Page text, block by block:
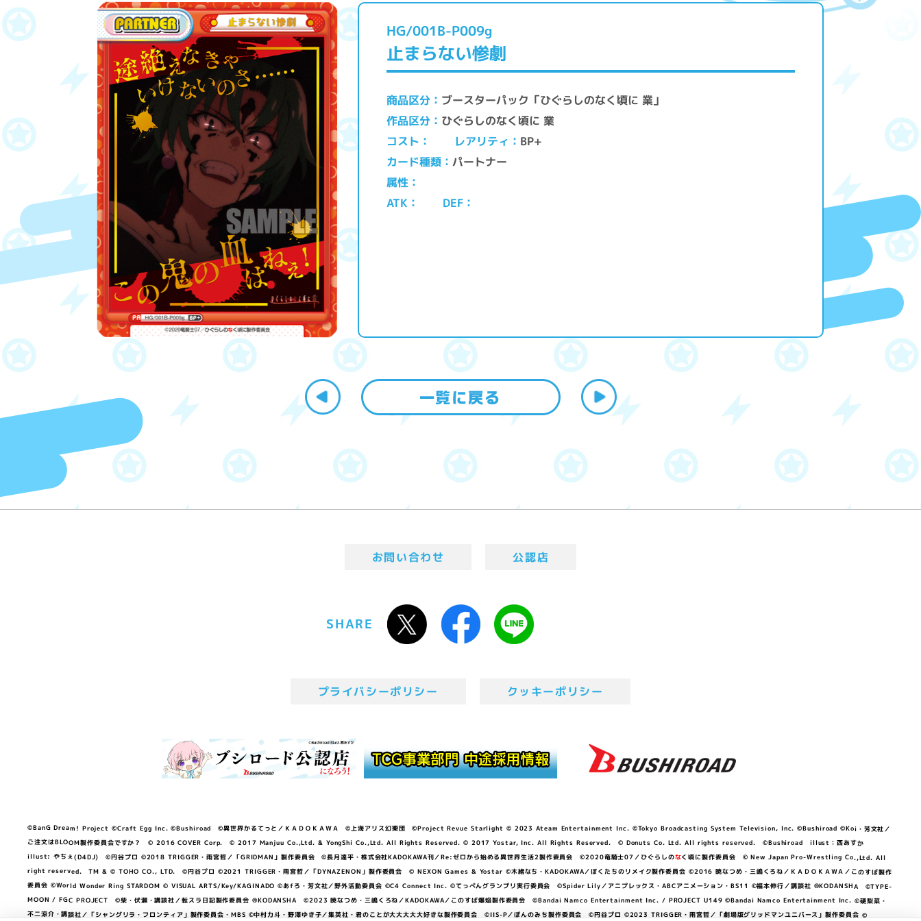
HG/001B-P009g
止まらない惨劇
商品区分 ブースターパック「ひぐらしのなく頃に 業」
作品区分 ひぐらしのなく頃に 業
コスト レアリティ BP+
カード種類 パートナー
属性
ATK DEF
お問い合わせ 公認店
SHARE
プライバシーポリシー クッキーポリシー
©BanG Dream! Project ©Craft Egg Inc. ©Bushiroad ©異世界かるてっと／ＫＡＤＯＫＡＷＡ ©上海アリス幻樂団 ©Project Revue Starlight © 2023 Ateam Entertainment Inc. ©Tokyo Broadcasting System Television, Inc. ©Bushiroad ©Koi・芳文社／
ご注文はBLOOM製作委員会ですか？ © 2016 COVER Corp. © 2017 Manjuu Co.,Ltd. & YongShi Co.,Ltd. All Rights Reserved. © 2017 Yostar, Inc. All Rights Reserved. © Donuts Co. Ltd. All rights reserved. ©Bushiroad illust：西あすか
illust: やちぇ(D4DJ) ©円谷プロ ©2018 TRIGGER・雨宮哲／「GRIDMAN」製作委員会 ©長月達平・株式会社KADOKAWA刊／Re:ゼロから始める異世界生活2製作委員会 ©2020竜騎士07／ひぐらしのなく頃に製作委員会 © New Japan Pro-Wrestling Co.,Ltd. All
right reserved. TM & © TOHO CO., LTD. ©円谷プロ ©2021 TRIGGER・雨宮哲／「DYNAZENON」製作委員会 © NEXON Games & Yostar ©木緒なち・KADOKAWA／ぼくたちのリメイク製作委員会 ©2016 暁なつめ・三嶋くろね／ＫＡＤＯＫＡＷＡ／このすば製作
委員会 ©World Wonder Ring STARDOM © VISUAL ARTS/Key/KAGINADO ©あfろ・芳文社／野外活動委員会 ©C4 Connect Inc. ©てっぺんグランプリ実行委員会 ©Spider Lily／アニプレックス・ABCアニメーション・BS11 ©福本伸行／講談社 ®KODANSHA ©TYPE-
MOON / FGC PROJECT ©柴・伏瀬・講談社／転スラ日記製作委員会 ®KODANSHA ©2023 暁なつめ・三嶋くろね／KADOKAWA／このすば爆焔製作委員会 ©Bandai Namco Entertainment Inc. / PROJECT U149 ©Bandai Namco Entertainment Inc. ©硬梨菜・
不二涼介・講談社／「シャングリラ・フロンティア」製作委員会・MBS ©中村力斗・野澤ゆき子／集英社・君のことが大大大大大好きな製作委員会 ©IIS-P／ぽんのみち製作委員会 ©円谷プロ ©2023 TRIGGER・雨宮哲／「劇場版グリッドマンユニバース」製作委員会 ©